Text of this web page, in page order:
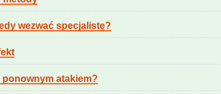
wezwać specjalistę?
atakiem?